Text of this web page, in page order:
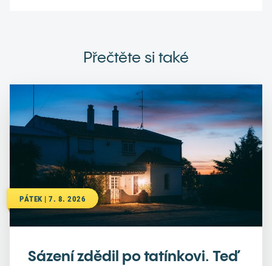
Přečtěte si také
PÁTEK | 7. 8. 2026
Sázení zdědil po tatínkovi. Teď